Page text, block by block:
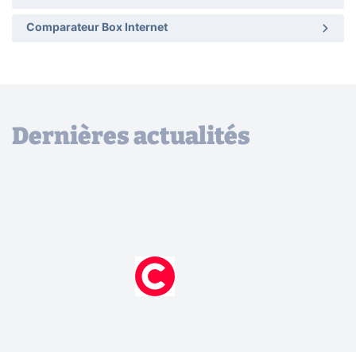
Comparateur Box Internet
Dernières actualités